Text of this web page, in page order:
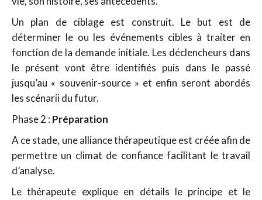
Un plan de ciblage est construit. Le but est de
déterminer le ou les événements cibles à traiter en
fonction de la demande initiale. Les déclencheurs dans
le présent vont être identifiés puis dans le passé
jusqu’au « souvenir-source » et enfin seront abordés
les scénarii du futur.
Phase 2 : Préparation
A ce stade, une alliance thérapeutique est créée afin de
permettre un climat de confiance facilitant le travail
d’analyse.
Le thérapeute explique en détails le principe et le